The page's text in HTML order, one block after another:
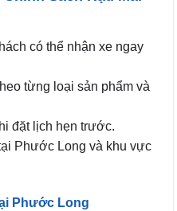
có thể nhận xe ngay
từng loại sản phẩm và
đặt lịch hẹn trước.
Phước Long và khu vực
Phước Long